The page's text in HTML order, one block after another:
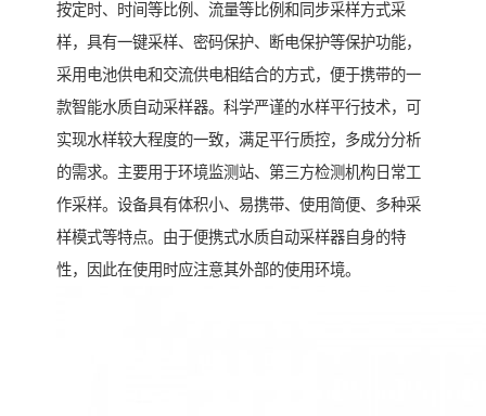
按定时、时间等比例、流量等比例和同步采样方式采
样，具有一键采样、密码保护、断电保护等保护功能，
采用电池供电和交流供电相结合的方式，便于携带的一
款智能水质自动采样器。科学严谨的水样平行技术，可
实现水样较大程度的一致，满足平行质控，多成分分析
的需求。主要用于环境监测站、第三方检测机构日常工
作采样。设备具有体积小、易携带、使用简便、多种采
样模式等特点。由于便携式水质自动采样器自身的特
性，因此在使用时应注意其外部的使用环境。